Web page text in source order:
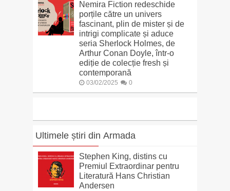
Nemira Fiction redeschide
porțile către un univers
fascinant, plin de mister și de
intrigi complicate și aduce
seria Sherlock Holmes, de
Arthur Conan Doyle, într-o
ediție de colecție fresh și
contemporană
03/02/2025 0
Ultimele știri din Armada
Stephen King, distins cu
Premiul Extraordinar pentru
Literatură Hans Christian
Andersen